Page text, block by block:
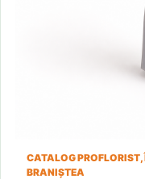
CATALOG PROFLORIST,
BRANIȘTEA